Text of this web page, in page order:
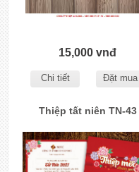
15,000 vnđ
Chi tiết Đặt mua
Thiệp tất niên TN-43